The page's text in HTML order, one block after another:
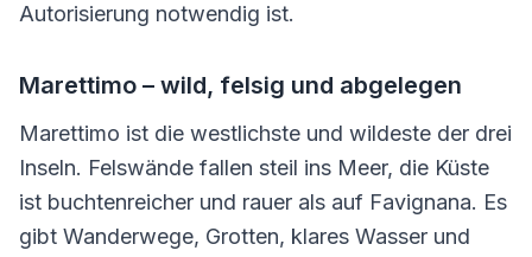
Autorisierung notwendig ist.
Marettimo – wild, felsig und abgelegen
Marettimo ist die westlichste und wildeste der drei
Inseln. Felswände fallen steil ins Meer, die Küste
ist buchtenreicher und rauer als auf Favignana. Es
gibt Wanderwege, Grotten, klares Wasser und